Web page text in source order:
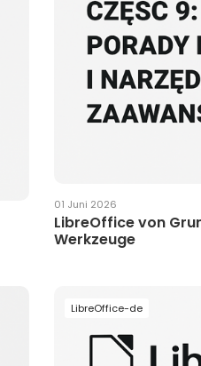
01 Juni 2026
LibreOffice von
Werkzeuge
LibreOffice-de